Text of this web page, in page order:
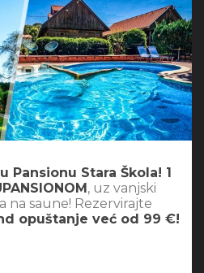
Pansionu Stara Škola! 1
, uz vanjski
na saune! Rezervirajte
opuštanje već od 99 €!